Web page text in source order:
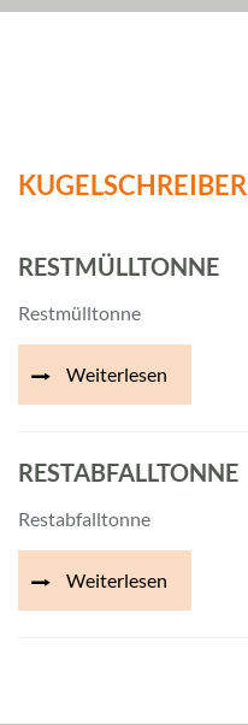
KUGELSCHREIBER
RESTMÜLLTONNE
Restmülltonne
Weiterlesen
RESTABFALLTONNE
Restabfalltonne
Weiterlesen